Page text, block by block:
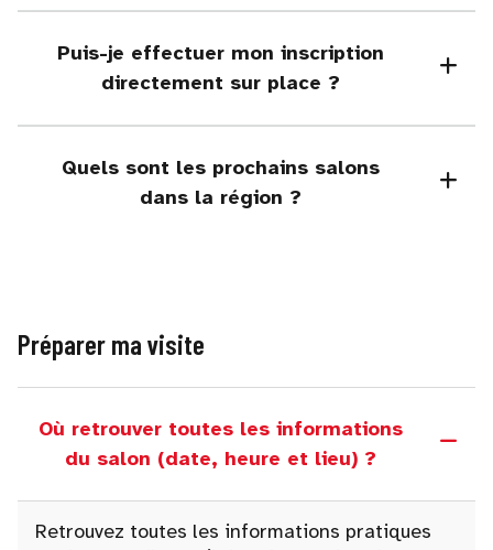
Puis-je effectuer mon inscription
directement sur place ?
Quels sont les prochains salons
dans la région ?
Préparer ma visite
Où retrouver toutes les informations
du salon (date, heure et lieu) ?
Retrouvez toutes les informations pratiques